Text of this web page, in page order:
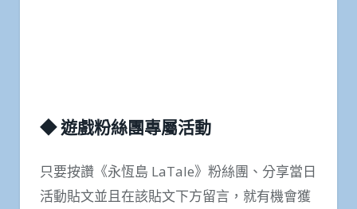
◆ 遊戲粉絲團專屬活動
只要按讚《永恆島 LaTale》粉絲團、分享當日
活動貼文並且在該貼文下方留言，就有機會獲